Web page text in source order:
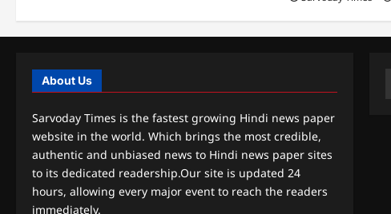
About Us
Sarvoday Times is the fastest growing Hindi news paper
website in the world. Which brings the most credible,
authentic and unbiased news to Hindi news paper sites
to its dedicated readership.Our site is updated 24
hours, allowing every major event to reach the readers
immediately.